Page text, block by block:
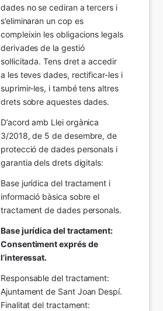
dades no se cediran a tercers i
s’eliminaran un cop es
compleixin les obligacions legals
derivades de la gestió
sol·licitada. Tens dret a accedir
a les teves dades, rectificar-les i
suprimir-les, i també tens altres
drets sobre aquestes dades.
D’acord amb Llei orgànica
3/2018, de 5 de desembre, de
protecció de dades personals i
garantia dels drets digitals:
Base jurídica del tractament i
informació bàsica sobre el
tractament de dades personals.
Base jurídica del tractament:
Consentiment exprés de
l’interessat.
Responsable del tractament:
Ajuntament de Sant Joan Despí.
Finalitat del tractament: